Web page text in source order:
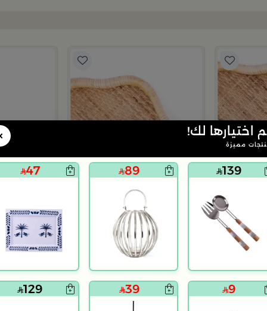
اختيارها لك!
مميزة
139
89
47
9
39
129